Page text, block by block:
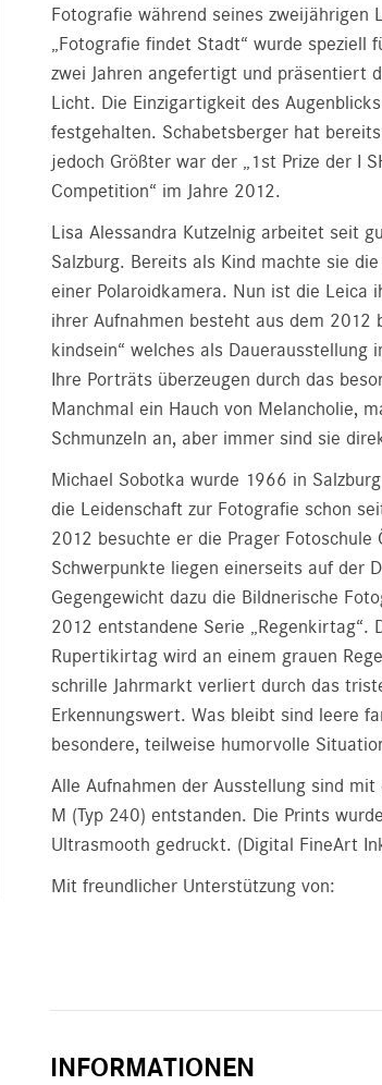
Fotografie während seines zweijährigen
„Fotografie findet Stadt“ wurde speziell
zwei Jahren angefertigt und präsentiert
Licht. Die Einzigartigkeit des
festgehalten. Schabetsberger hat
jedoch Größter war der „1st Prize der I
Competition“ im Jahre 2012.
Lisa Alessandra Kutzelnig arbeitet seit
Salzburg. Bereits als Kind machte sie
einer Polaroidkamera. Nun ist die Leica
ihrer Aufnahmen besteht aus dem 2012
kindsein“ welches als Dauerausstellung
Ihre Porträts überzeugen durch das
Manchmal ein Hauch von Melancholie,
Schmunzeln an, aber immer sind sie
Michael Sobotka wurde 1966 in
die Leidenschaft zur Fotografie schon
2012 besuchte er die Prager
Schwerpunkte liegen einerseits auf der
Gegengewicht dazu die Bildnerische
2012 entstandene Serie „Regenkirtag“.
Rupertikirtag wird an einem grauen
schrille Jahrmarkt verliert durch das
Erkennungswert. Was bleibt sind leere
besondere, teilweise humorvolle
Alle Aufnahmen der Ausstellung sind
M (Typ 240) entstanden. Die Prints
Ultrasmooth gedruckt. (Digital FineArt
Mit freundlicher Unterstützung von:
INFORMATIONEN